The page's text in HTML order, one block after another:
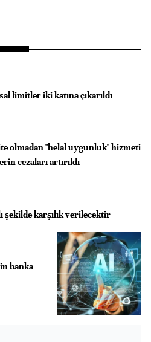
limitler iki katına çıkarıldı
olmadan "helal uygunluk" hizmeti
cezaları artırıldı
şekilde karşılık verilecektir
banka